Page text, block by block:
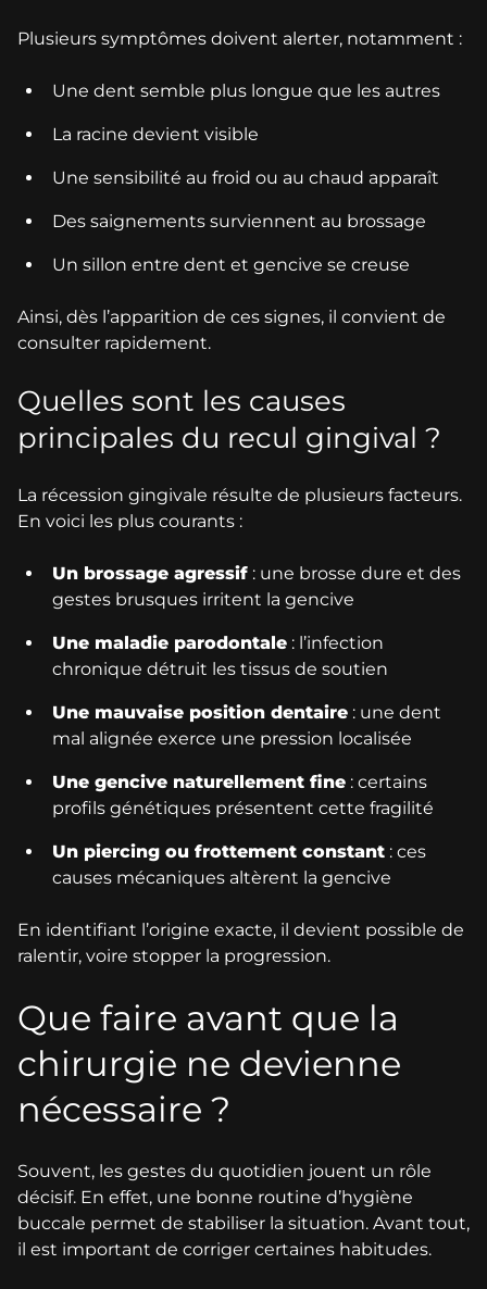
Plusieurs symptômes doivent alerter, notamment :
Une dent semble plus longue que les autres
La racine devient visible
Une sensibilité au froid ou au chaud apparaît
Des saignements surviennent au brossage
Un sillon entre dent et gencive se creuse
Ainsi, dès l’apparition de ces signes, il convient de
consulter rapidement.
Quelles sont les causes
principales du recul gingival ?
La récession gingivale résulte de plusieurs facteurs.
En voici les plus courants :
Un brossage agressif : une brosse dure et des
gestes brusques irritent la gencive
Une maladie parodontale : l’infection
chronique détruit les tissus de soutien
Une mauvaise position dentaire : une dent
mal alignée exerce une pression localisée
Une gencive naturellement fine : certains
profils génétiques présentent cette fragilité
Un piercing ou frottement constant : ces
causes mécaniques altèrent la gencive
En identifiant l’origine exacte, il devient possible de
ralentir, voire stopper la progression.
Que faire avant que la
chirurgie ne devienne
nécessaire ?
Souvent, les gestes du quotidien jouent un rôle
décisif. En effet, une bonne routine d’hygiène
buccale permet de stabiliser la situation. Avant tout,
il est important de corriger certaines habitudes.